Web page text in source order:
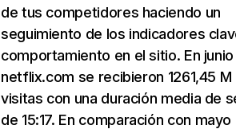
de tus competidores haciendo un
seguimiento de los indicadores
comportamiento en el sitio. En junio
netflix.com se recibieron 1261,45 M
visitas con una duración media de
de 15:17. En comparación con mayo